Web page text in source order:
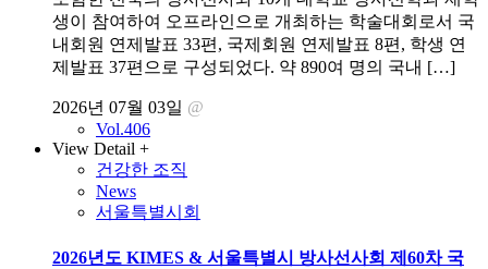
생이 참여하여 오프라인으로 개최하는 학술대회로서 국
내회원 연제발표 33편, 국제회원 연제발표 8편, 학생 연
제발표 37편으로 구성되었다. 약 890여 명의 국내 […]
2026년 07월 03일 @
Vol.406
View Detail +
건강한 조직
News
서울특별시회
2026년도 KIMES & 서울특별시 방사선사회 제60차 국